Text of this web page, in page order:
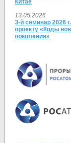
Китае
13.05.2026
3-й семинар 2026
проекту «Коды
поколения»